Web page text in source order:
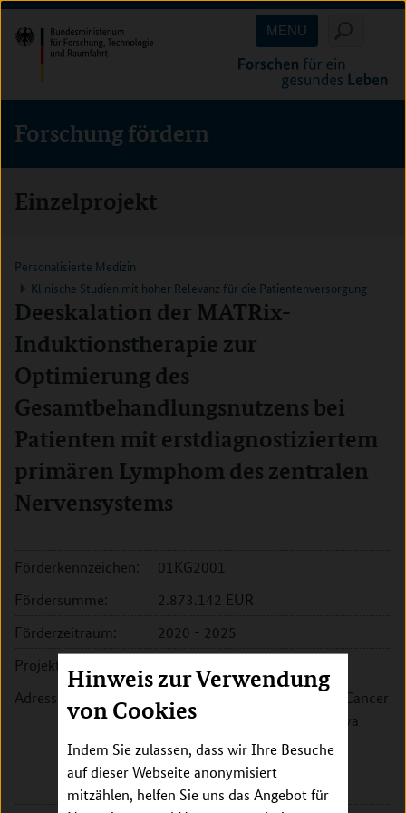
Hinweis zur Verwendung
von Cookies
Indem Sie zulassen, dass wir Ihre Besuche
auf dieser Webseite anonymisiert
mitzählen, helfen Sie uns das Angebot für
Direkt
zum
Inhalt
(Eingabetaste)
Direkt
zum
Hauptmenu
(Eingabetaste)
Direkt
zur
Suche
(Eingabetaste)
MENU
Forschung fördern
Einzelprojekt
Personalisierte Medizin
Klinische Studien mit hoher Relevanz für die Patientenversorgung
Deeskalation der MATRix-
Induktionstherapie zur
Optimierung des
Gesamtbehandlungsnutzens bei
Patienten mit erstdiagnostiziertem
primären Lymphom des zentralen
Nervensystems
Förderkennzeichen:
01KG2001
Fördersumme:
2.873.142 EUR
Förderzeitraum:
2020 - 2025
Projektleitung:
Adresse:
Klinikum Stuttgart, Stuttgart Cancer
Center SCC, Tumorzentrum Eva
Mayr-Stihl
Kriegsbergstr. 60
70174 Stuttgart